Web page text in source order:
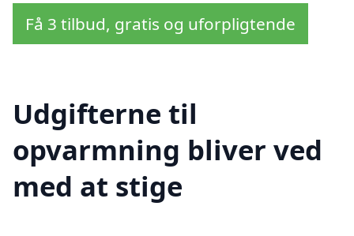
Få 3 tilbud, gratis og uforpligtende
Udgifterne til
opvarmning bliver ved
med at stige